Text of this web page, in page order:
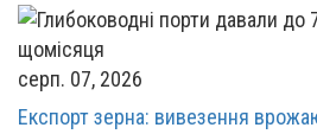
серп. 07, 2026
Експорт зерна: вивезення